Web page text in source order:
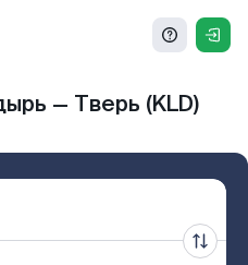
— Тверь (KLD)